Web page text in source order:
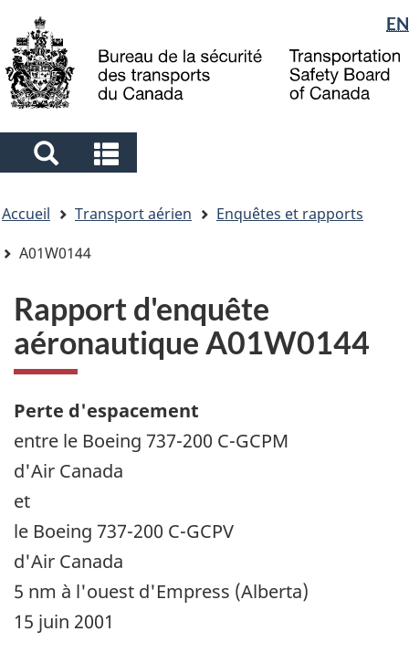
to
main
to
"About
government"
à
la
Sélection
de
la
langue
EN
Search
and
menus
and
menus
êtes
ici
Accueil Transport aérien
Enquêtes et rapports
A01W0144
Rapport d'enquête
aéronautique A01W0144
Perte d'espacement
entre le Boeing 737-200 C-GCPM
d'Air Canada
et
le Boeing 737-200 C-GCPV
d'Air Canada
5 nm à l'ouest d'Empress (Alberta)
15 juin 2001